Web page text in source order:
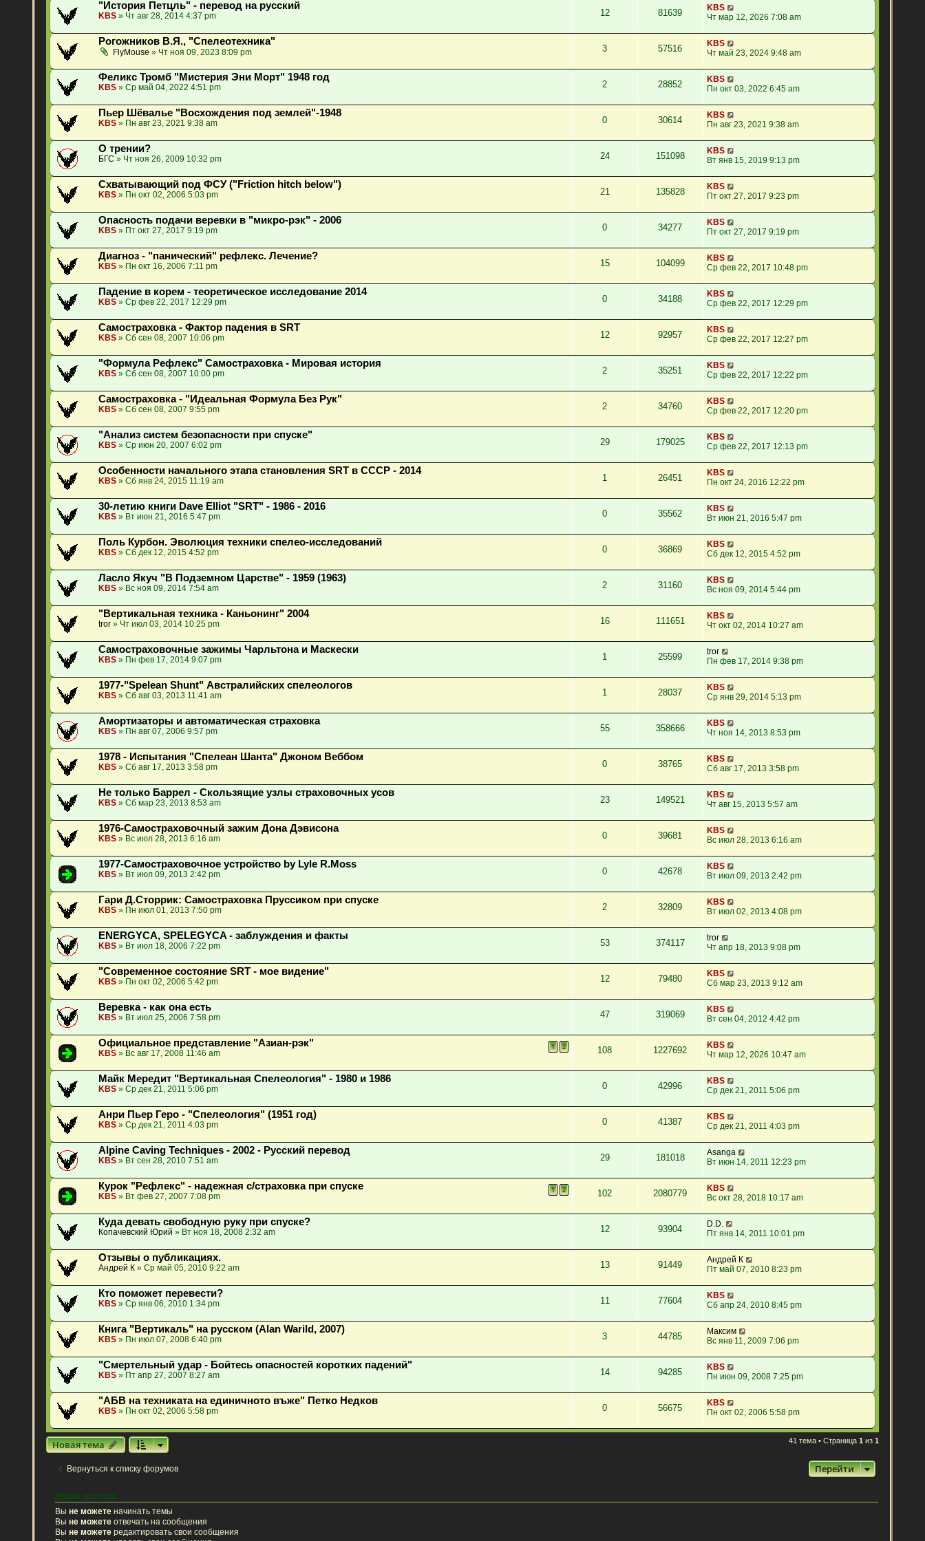
"История Петцль" - перевод на русский
KBS » Чт авг 28, 2014 4:37 pm 12 81639
KBS
Чт мар 12, 2026 7:08 am
Рогожников В.Я., "Спелеотехника"
FlyMouse » Чт ноя 09, 2023 8:09 pm 3 57516
KBS
Чт май 23, 2024 9:48 am
Феликс Тромб "Мистерия Эни Морт" 1948 год
KBS » Ср май 04, 2022 4:51 pm 2 28852
KBS
Пн окт 03, 2022 6:45 am
Пьер Шёвалье "Восхождения под землей"-1948
KBS » Пн авг 23, 2021 9:38 am 0 30614
KBS
Пн авг 23, 2021 9:38 am
О трении?
БГС » Чт ноя 26, 2009 10:32 pm 24 151098
KBS
Вт янв 15, 2019 9:13 pm
Схватывающий под ФСУ ("Friction hitch below")
KBS » Пн окт 02, 2006 5:03 pm 21 135828
KBS
Пт окт 27, 2017 9:23 pm
Опасность подачи веревки в "микро-рэк" - 2006
KBS » Пт окт 27, 2017 9:19 pm 0 34277
KBS
Пт окт 27, 2017 9:19 pm
Диагноз - "панический" рефлекс. Лечение?
KBS » Пн окт 16, 2006 7:11 pm 15 104099
KBS
Ср фев 22, 2017 10:48 pm
Падение в корем - теоретическое исследование 2014
KBS » Ср фев 22, 2017 12:29 pm 0 34188
KBS
Ср фев 22, 2017 12:29 pm
Самостраховка - Фактор падения в SRT
KBS » Сб сен 08, 2007 10:06 pm 12 92957
KBS
Ср фев 22, 2017 12:27 pm
"Формула Рефлекс" Самостраховка - Мировая история
KBS » Сб сен 08, 2007 10:00 pm 2 35251
KBS
Ср фев 22, 2017 12:22 pm
Самостраховка - "Идеальная Формула Без Рук"
KBS » Сб сен 08, 2007 9:55 pm 2 34760
KBS
Ср фев 22, 2017 12:20 pm
"Анализ систем безопасности при спуске"
KBS » Ср июн 20, 2007 6:02 pm 29 179025
KBS
Ср фев 22, 2017 12:13 pm
Особенности начального этапа становления SRT в СССР - 2014
KBS » Сб янв 24, 2015 11:19 am 1 26451
KBS
Пн окт 24, 2016 12:22 pm
30-летию книги Dave Elliot "SRT" - 1986 - 2016
KBS » Вт июн 21, 2016 5:47 pm 0 35562
KBS
Вт июн 21, 2016 5:47 pm
Поль Курбон. Эволюция техники спелео-исследований
KBS » Сб дек 12, 2015 4:52 pm 0 36869
KBS
Сб дек 12, 2015 4:52 pm
Ласло Якуч "В Подземном Царстве" - 1959 (1963)
KBS » Вс ноя 09, 2014 7:54 am 2 31160
KBS
Вс ноя 09, 2014 5:44 pm
"Вертикальная техника - Каньонинг" 2004
tror » Чт июл 03, 2014 10:25 pm 16 111651
KBS
Чт окт 02, 2014 10:27 am
Самостраховочные зажимы Чарльтона и Маскески
KBS » Пн фев 17, 2014 9:07 pm 1 25599
tror
Пн фев 17, 2014 9:38 pm
1977-"Spelean Shunt" Австралийских спелеологов
KBS » Сб авг 03, 2013 11:41 am 1 28037
KBS
Ср янв 29, 2014 5:13 pm
Амортизаторы и автоматическая страховка
KBS » Пн авг 07, 2006 9:57 pm 55 358666
KBS
Чт ноя 14, 2013 8:53 pm
1978 - Испытания "Спелеан Шанта" Джоном Веббом
KBS » Сб авг 17, 2013 3:58 pm 0 38765
KBS
Сб авг 17, 2013 3:58 pm
Не только Баррел - Скользящие узлы страховочных усов
KBS » Сб мар 23, 2013 8:53 am 23 149521
KBS
Чт авг 15, 2013 5:57 am
1976-Самостраховочный зажим Дона Дэвисона
KBS » Вс июл 28, 2013 6:16 am 0 39681
KBS
Вс июл 28, 2013 6:16 am
1977-Самостраховочное устройство by Lyle R.Moss
KBS » Вт июл 09, 2013 2:42 pm 0 42678
KBS
Вт июл 09, 2013 2:42 pm
Гари Д.Сторрик: Самостраховка Пруссиком при спуске
KBS » Пн июл 01, 2013 7:50 pm 2 32809
KBS
Вт июл 02, 2013 4:08 pm
ENERGYCA, SPELEGYCA - заблуждения и факты
KBS » Вт июл 18, 2006 7:22 pm 53 374117
tror
Чт апр 18, 2013 9:08 pm
"Современное состояние SRT - мое видение"
KBS » Пн окт 02, 2006 5:42 pm 12 79480
KBS
Сб мар 23, 2013 9:12 am
Веревка - как она есть
KBS » Вт июл 25, 2006 7:58 pm 47 319069
KBS
Вт сен 04, 2012 4:42 pm
Официальное представление "Азиан-рэк"
KBS » Вс авг 17, 2008 11:46 am
1 2 108 1227692
KBS
Чт мар 12, 2026 10:47 am
Майк Мередит "Вертикальная Спелеология" - 1980 и 1986
KBS » Ср дек 21, 2011 5:06 pm 0 42996
KBS
Ср дек 21, 2011 5:06 pm
Анри Пьер Геро - "Спелеология" (1951 год)
KBS » Ср дек 21, 2011 4:03 pm 0 41387
KBS
Ср дек 21, 2011 4:03 pm
Alpine Caving Techniques - 2002 - Русский перевод
KBS » Вт сен 28, 2010 7:51 am 29 181018
Asanga
Вт июн 14, 2011 12:23 pm
Курок "Рефлекс" - надежная с/страховка при спуске
KBS » Вт фев 27, 2007 7:08 pm
1 2 102 2080779
KBS
Вс окт 28, 2018 10:17 am
Куда девать свободную руку при спуске?
Копачевский Юрий » Вт ноя 18, 2008 2:32 am 12 93904
D.D.
Пт янв 14, 2011 10:01 pm
Отзывы о публикациях.
Андрей К » Ср май 05, 2010 9:22 am 13 91449
Андрей К
Пт май 07, 2010 8:23 pm
Кто поможет перевести?
KBS » Ср янв 06, 2010 1:34 pm 11 77604
KBS
Сб апр 24, 2010 8:45 pm
Книга "Вертикаль" на русском (Alan Warild, 2007)
KBS » Пн июл 07, 2008 6:40 pm 3 44785
Максим
Вс янв 11, 2009 7:06 pm
"Смертельный удар - Бойтесь опасностей коротких падений"
KBS » Пт апр 27, 2007 8:27 am 14 94285
KBS
Пн июн 09, 2008 7:25 pm
"АБВ на техниката на единичното въже" Петко Недков
KBS » Пн окт 02, 2006 5:58 pm 0 56675
KBS
Пн окт 02, 2006 5:58 pm
Новая тема 41 тема • Страница 1 из 1
Вернуться к списку форумов Перейти
Права доступа
Выне можете начинать темы
Выне можете отвечать на сообщения
Выне можете редактировать свои сообщения